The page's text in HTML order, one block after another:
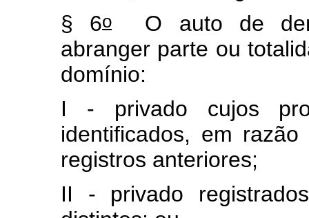
§ 6oO auto de
abranger parte ou
domínio:
I - privado cujos
identificados, em
registros anteriores;
II - privado